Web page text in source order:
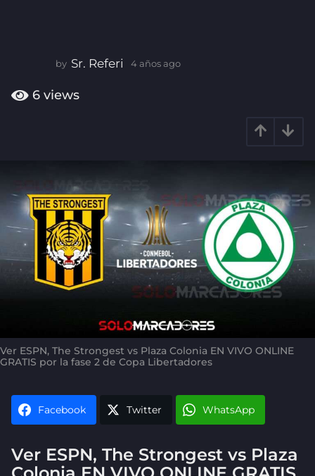
by Sr. Referi 4 años ago
6 views
Ver ESPN, The Strongest vs Plaza Colonia EN VIVO ONLINE
GRATIS por la fase 2 de Copa Libertadores
Facebook Twitter WhatsApp
Ver ESPN, The Strongest vs Plaza